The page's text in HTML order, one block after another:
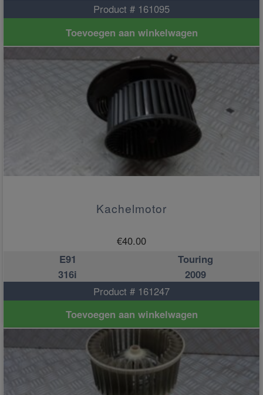
Product # 161095
Toevoegen aan winkelwagen
Kachelmotor
€40.00
E91
Touring
316i
2009
Product # 161247
Toevoegen aan winkelwagen